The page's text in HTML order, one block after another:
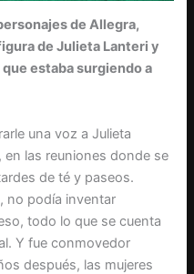
de Allegra,
de Julieta Lanteri y
estaba surgiendo a
una voz a Julieta
las reuniones donde se
de té y paseos.
no podía inventar
todo lo que se cuenta
Y fue conmovedor
después, las mujeres